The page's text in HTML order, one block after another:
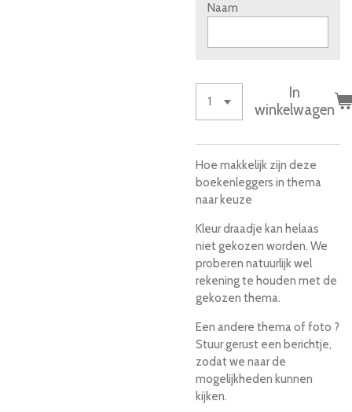
Naam
In
winkelwagen
Hoe makkelijk zijn deze
boekenleggers in thema
naar keuze
Kleur draadje kan helaas
niet gekozen worden. We
proberen natuurlijk wel
rekening te houden met de
gekozen thema.
Een andere thema of foto ?
Stuur gerust een berichtje,
zodat we naar de
mogelijkheden kunnen
kijken.